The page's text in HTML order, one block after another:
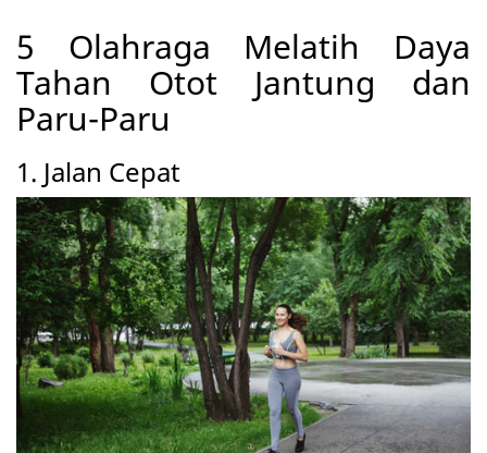
5 Olahraga Melatih Daya
Tahan Otot Jantung dan
Paru-Paru
1. Jalan Cepat